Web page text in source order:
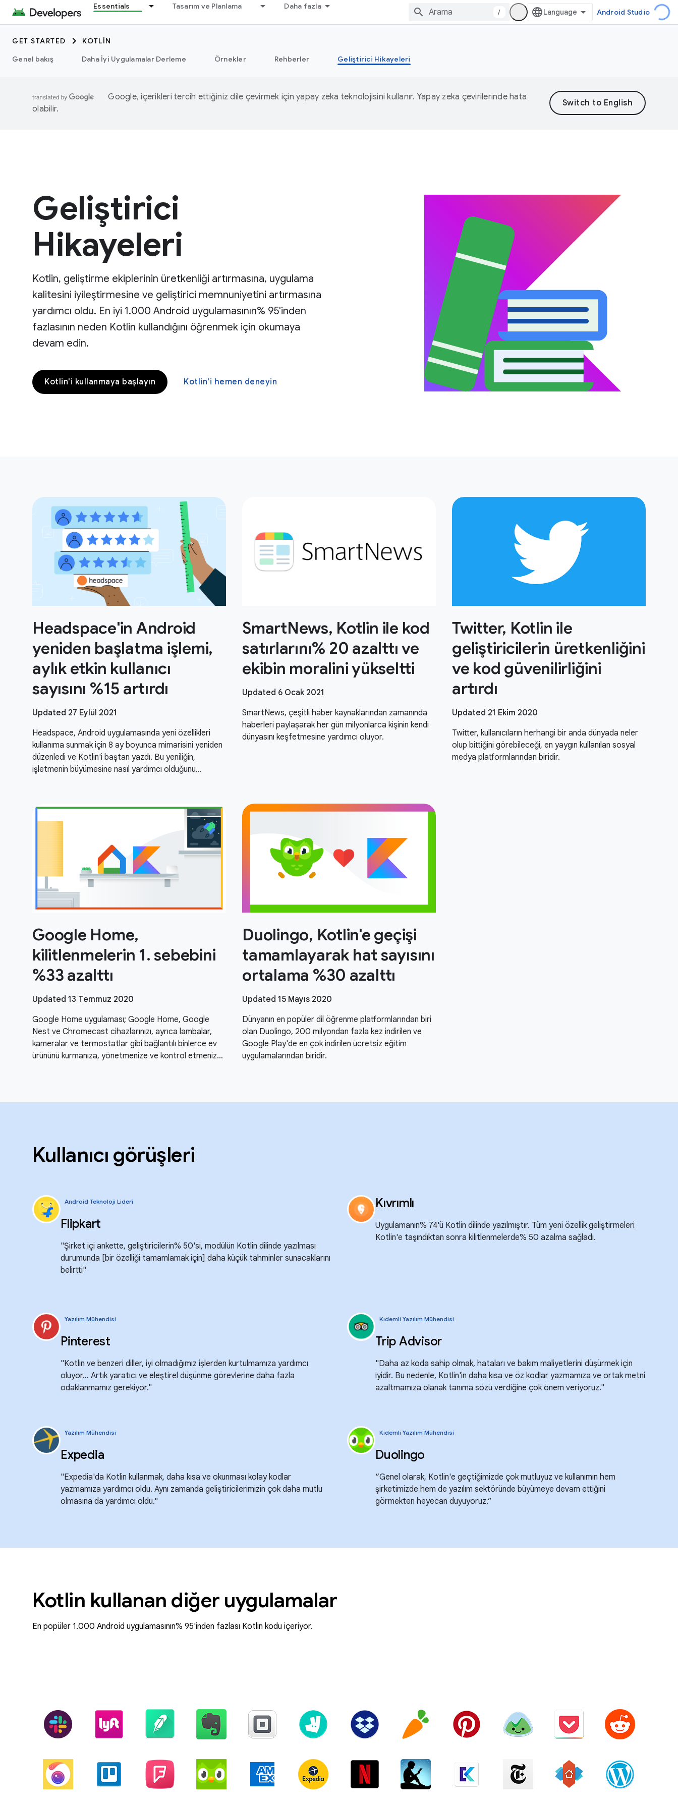
Essentials Tasarım ve Planlama Daha fazla
/ Android Studio
GET STARTED
KOTLIN
Genel bakış
Daha İyi Uygulamalar Derleme Örnekler Rehberler Geliştirici Hikayeleri
Google, içerikleri tercih ettiğiniz dile çevirmek için yapay zeka teknolojisini kullanır. Yapay zeka çevirilerinde hata
olabilir.
Geliştirici
Hikayeleri
Kotlin, geliştirme ekiplerinin üretkenliği artırmasına, uygulama
kalitesini iyileştirmesine ve geliştirici memnuniyetini artırmasına
yardımcı oldu. En iyi 1.000 Android uygulamasının% 95'inden
fazlasının neden Kotlin kullandığını öğrenmek için okumaya
devam edin.
Kotlin'i kullanmaya başlayın Kotlin'i hemen deneyin
Headspace'in Android
yeniden başlatma işlemi,
aylık etkin kullanıcı
sayısını %15 artırdı
Updated 27 Eylül 2021
Headspace, Android uygulamasında yeni özellikleri
kullanıma sunmak için 8 ay boyunca mimarisini yeniden
düzenledi ve Kotlin'i baştan yazdı. Bu yeniliğin,
işletmenin büyümesine nasıl yardımcı olduğunu
SmartNews, Kotlin ile kod
satırlarını% 20 azalttı ve
ekibin moralini yükseltti
Updated 6 Ocak 2021
SmartNews, çeşitli haber kaynaklarından zamanında
haberleri paylaşarak her gün milyonlarca kişinin kendi
dünyasını keşfetmesine yardımcı oluyor.
Twitter, Kotlin ile
geliştiricilerin üretkenliğini
ve kod güvenilirliğini
artırdı
Updated 21 Ekim 2020
Twitter, kullanıcıların herhangi bir anda dünyada neler
olup bittiğini görebileceği, en yaygın kullanılan sosyal
medya platformlarından biridir.
Google Home,
kilitlenmelerin 1. sebebini
%33 azalttı
Updated 13 Temmuz 2020
Google Home uygulaması; Google Home, Google
Nest ve Chromecast cihazlarınızı, ayrıca lambalar,
kameralar ve termostatlar gibi bağlantılı binlerce ev
ürününü kurmanıza, yönetmenize ve kontrol etmenize
Duolingo, Kotlin'e geçişi
tamamlayarak hat sayısını
ortalama %30 azalttı
Updated 15 Mayıs 2020
Dünyanın en popüler dil öğrenme platformlarından biri
olan Duolingo, 200 milyondan fazla kez indirilen ve
Google Play'de en çok indirilen ücretsiz eğitim
uygulamalarından biridir.
Kullanıcı görüşleri
Android Teknoloji Lideri
Flipkart
"Şirket içi ankette, geliştiricilerin% 50'si, modülün Kotlin dilinde yazılması
durumunda [bir özelliği tamamlamak için] daha küçük tahminler sunacaklarını
belirtti"
Kıvrımlı
Uygulamanın% 74'ü Kotlin dilinde yazılmıştır. Tüm yeni özellik geliştirmeleri
Kotlin'e taşındıktan sonra kilitlenmelerde% 50 azalma sağladı.
Yazılım Mühendisi
Pinterest
"Kotlin ve benzeri diller, iyi olmadığımız işlerden kurtulmamıza yardımcı
oluyor... Artık yaratıcı ve eleştirel düşünme görevlerine daha fazla
odaklanmamız gerekiyor."
Kıdemli Yazılım Mühendisi
Trip Advisor
"Daha az koda sahip olmak, hataları ve bakım maliyetlerini düşürmek için
iyidir. Bu nedenle, Kotlin'in daha kısa ve öz kodlar yazmamıza ve ortak metni
azaltmamıza olanak tanıma sözü verdiğine çok önem veriyoruz."
Yazılım Mühendisi
Expedia
"Expedia'da Kotlin kullanmak, daha kısa ve okunması kolay kodlar
yazmamıza yardımcı oldu. Aynı zamanda geliştiricilerimizin çok daha mutlu
olmasına da yardımcı oldu."
Kıdemli Yazılım Mühendisi
Duolingo
“Genel olarak, Kotlin'e geçtiğimizde çok mutluyuz ve kullanımın hem
şirketimizde hem de yazılım sektöründe büyümeye devam ettiğini
görmekten heyecan duyuyoruz.”
Kotlin kullanan diğer uygulamalar
En popüler 1.000 Android uygulamasının% 95'inden fazlası Kotlin kodu içeriyor.